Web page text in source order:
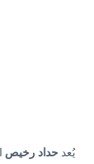
يُعد حداد رخيص